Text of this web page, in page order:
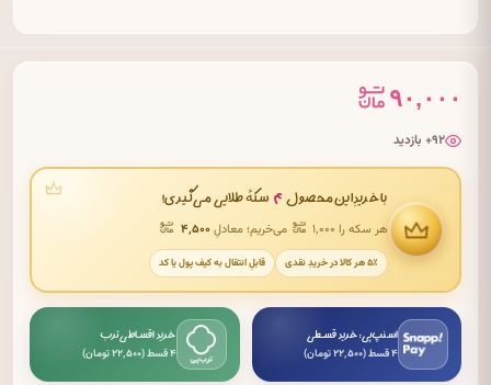
۹۰,۰۰۰
۹۲+ بازدید
با خریدِ این محصول ۴ سکهٔ طلایی می‌گیری!
هر سکه را ۱٬۰۰۰ می‌خریم؛ معادلِ۴٬۵۰۰
۵٪ هر کالا در خریدِ نقدی قابلِ انتقال به کیف پول یا کد
اسنپ‌پی: خرید قسطی
۴ قسط (۲۲٬۵۰۰ تومان)
خرید اقساطی ترب
۴ قسط (۲۲٬۵۰۰ تومان)